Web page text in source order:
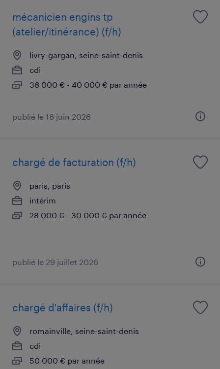
mécanicien engins tp
(atelier/itinérance) (f/h)
livry-gargan, seine-saint-denis
cdi
36 000 € - 40 000 € par année
publié le 16 juin 2026
chargé de facturation (f/h)
paris, paris
intérim
28 000 € - 30 000 € par année
publié le 29 juillet 2026
chargé d'affaires (f/h)
romainville, seine-saint-denis
cdi
50 000 € par année